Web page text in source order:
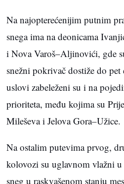
Na najopterećenijim putnim
snega ima na deonicama
i Nova Varoš–Aljinovići, gde
snežni pokrivač dostiže do pet
uslovi zabeleženi su i na
prioriteta, među kojima su
Mileševa i Jelova Gora–Užice.
Na ostalim putevima prvog,
kolovozi su uglavnom vlažni
sneg u raskvašenom stanju